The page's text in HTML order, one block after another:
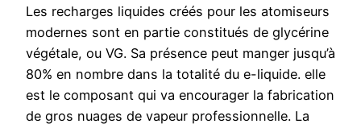
Les recharges liquides créés pour les atomiseurs
modernes sont en partie constitués de glycérine
végétale, ou VG. Sa présence peut manger jusqu’à
80% en nombre dans la totalité du e-liquide. elle
est le composant qui va encourager la fabrication
de gros nuages de vapeur professionnelle. La